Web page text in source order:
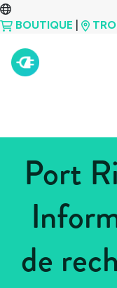
BOUTIQUE
Port
de